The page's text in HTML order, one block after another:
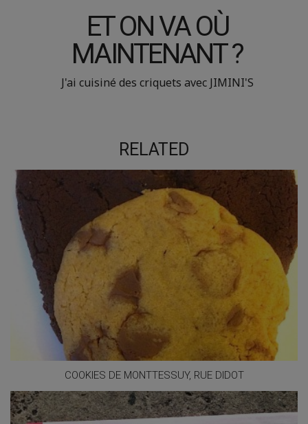
ET ON VA OÙ
MAINTENANT ?
J'ai cuisiné des criquets avec JIMINI'S
RELATED
COOKIES DE MONTTESSUY, RUE DIDOT